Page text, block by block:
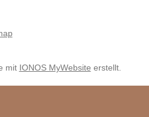
mit IONOS MyWebsite erstellt.